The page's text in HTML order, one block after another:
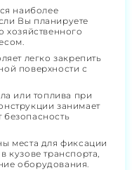
наиболее
Вы планируете
хозяйственного
легко закрепить
поверхности с
или топлива при
занимает
места для фиксации
кузове транспорта,
оборудования.